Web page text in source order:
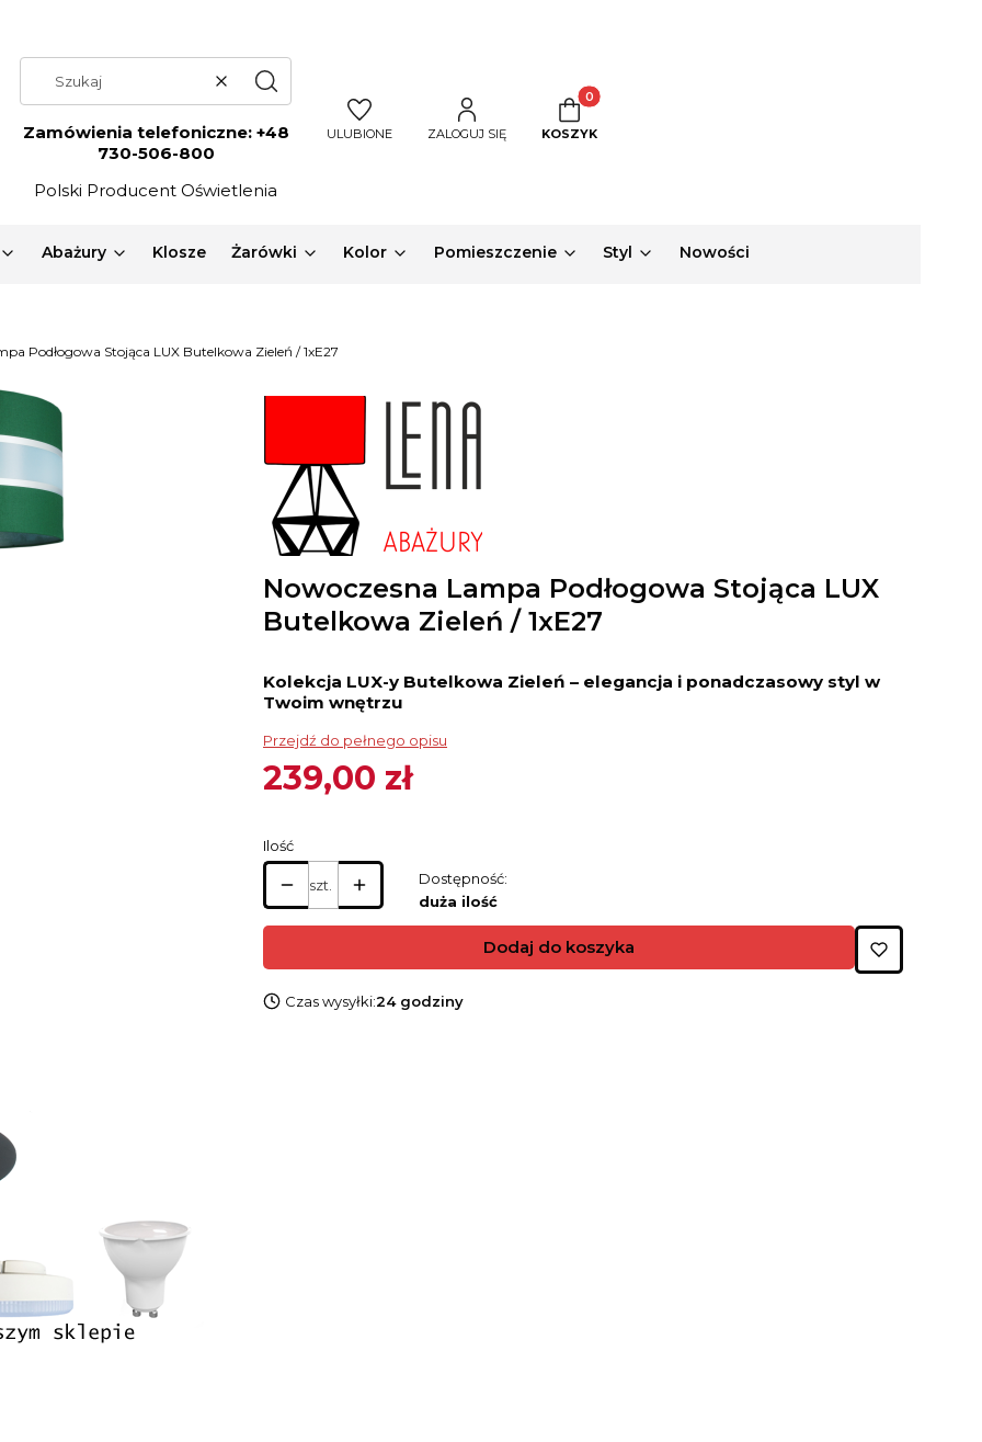
WyczyśćSzukaj
Zamówienia telefoniczne: +48
730-506-800
Polski Producent Oświetlenia
ULUBIONE ZALOGUJ SIĘ
Produkty w koszyku: 0. Zobacz szczegóły
KOSZYK
Abażury Klosze Żarówki Kolor Pomieszczenie Styl Nowości
Podłogowa Stojąca LUX Butelkowa Zieleń / 1xE27
Nowoczesna Lampa Podłogowa Stojąca LUX
Butelkowa Zieleń / 1xE27
Kolekcja LUX-y Butelkowa Zieleń – elegancja i ponadczasowy styl w
Twoim wnętrzu
Przejdź do pełnego opisu
Cena
239,00 zł
Ilość
szt.
Dostępność:
duża ilość
Dodaj do koszyka
Czas wysyłki:24 godziny